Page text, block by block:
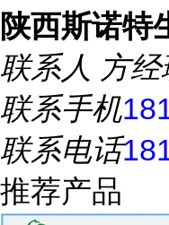
陕西斯诺特
联系人 方
联系手机
联系电话
推荐产品